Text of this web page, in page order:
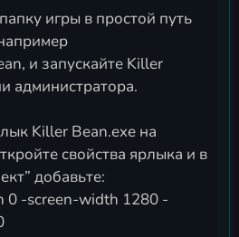
игры в простой путь
и запускайте Killer
администратора.
Killer Bean.exe на
свойства ярлыка и в
добавьте:
0 -screen-width 1280 -